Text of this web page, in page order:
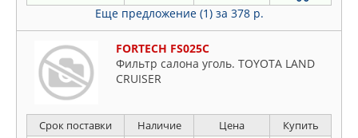
Еще предложение (1) за 378 р.
FORTECH FS025C
Фильтр салона уголь. TOYOTA LAND
CRUISER
Срок поставки Наличие Цена Купить